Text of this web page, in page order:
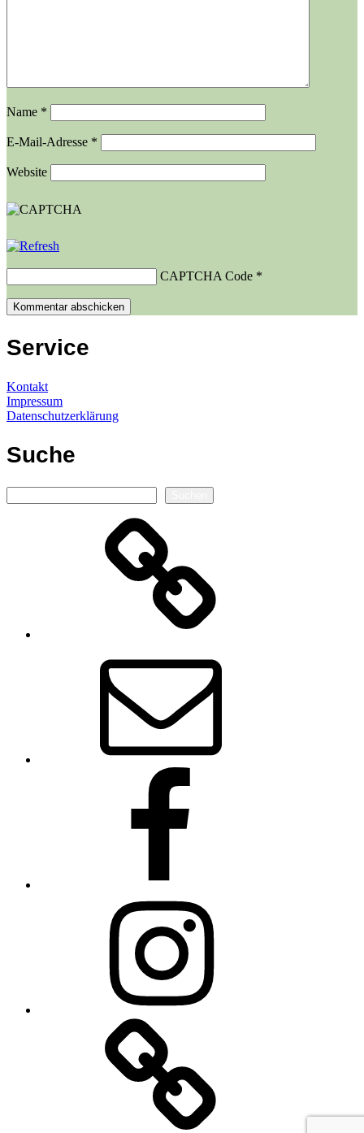
Name *
E-Mail-Adresse *
Website
CAPTCHA Code *
Service
Kontakt
Impressum
Datenschutzerklärung
Suche